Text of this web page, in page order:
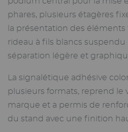
phares, plusieurs étagères
la présentation des éléments
rideau à fils blancs
séparation légère et
La signalétique adhésive
plusieurs formats, reprend le
marque et a permis de
du stand avec une finition